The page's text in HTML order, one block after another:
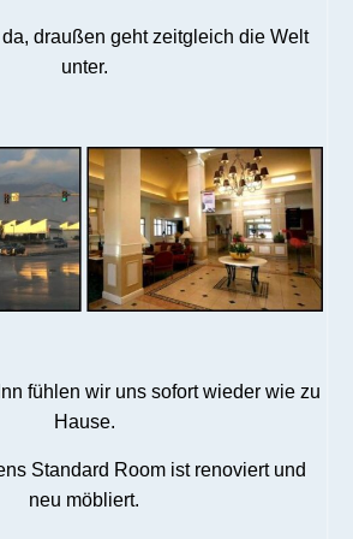
draußen geht zeitgleich die Welt
unter.
fühlen wir uns sofort wieder wie zu
Hause.
Standard Room ist renoviert und
neu möbliert.